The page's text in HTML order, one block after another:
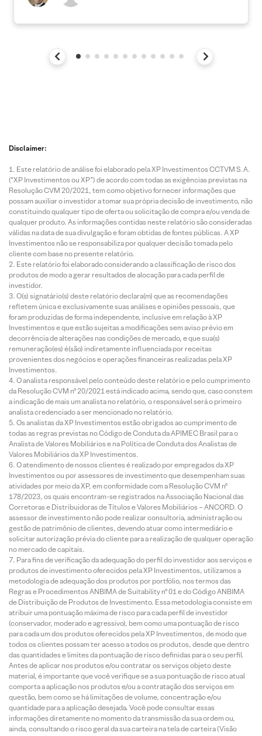
Disclaimer:
Este relatório de análise foi elaborado pela XP Investimentos CCTVM S.A.
(“XP Investimentos ou XP”) de acordo com todas as exigências previstas na
Resolução CVM 20/2021, tem como objetivo fornecer informações que
possam auxiliar o investidor a tomar sua própria decisão de investimento, não
constituindo qualquer tipo de oferta ou solicitação de compra e/ou venda de
qualquer produto. As informações contidas neste relatório são consideradas
válidas na data de sua divulgação e foram obtidas de fontes públicas. A XP
Investimentos não se responsabiliza por qualquer decisão tomada pelo
cliente com base no presente relatório.
Este relatório foi elaborado considerando a classificação de risco dos
produtos de modo a gerar resultados de alocação para cada perfil de
investidor.
O(s) signatário(s) deste relatório declara(m) que as recomendações
refletem única e exclusivamente suas análises e opiniões pessoais, que
foram produzidas de forma independente, inclusive em relação à XP
Investimentos e que estão sujeitas a modificações sem aviso prévio em
decorrência de alterações nas condições de mercado, e que sua(s)
remuneração(es) é(são) indiretamente influenciada por receitas
provenientes dos negócios e operações financeiras realizadas pela XP
Investimentos.
O analista responsável pelo conteúdo deste relatório e pelo cumprimento
da Resolução CVM nº 20/2021 está indicado acima, sendo que, caso constem
a indicação de mais um analista no relatório, o responsável será o primeiro
analista credenciado a ser mencionado no relatório.
Os analistas da XP Investimentos estão obrigados ao cumprimento de
todas as regras previstas no Código de Conduta da APIMEC Brasil para o
Analista de Valores Mobiliários e na Política de Conduta dos Analistas de
Valores Mobiliários da XP Investimentos.
O atendimento de nossos clientes é realizado por empregados da XP
Investimentos ou por assessores de investimento que desempenham suas
atividades por meio da XP, em conformidade com a Resolução CVM nº
178/2023, os quais encontram-se registrados na Associação Nacional das
Corretoras e Distribuidoras de Títulos e Valores Mobiliários – ANCORD. O
assessor de investimento não pode realizar consultoria, administração ou
gestão de patrimônio de clientes, devendo atuar como intermediário e
solicitar autorização prévia do cliente para a realização de qualquer operação
no mercado de capitais.
Para fins de verificação da adequação do perfil do investidor aos serviços e
produtos de investimento oferecidos pela XP Investimentos, utilizamos a
metodologia de adequação dos produtos por portfólio, nos termos das
Regras e Procedimentos ANBIMA de Suitability nº 01 e do Código ANBIMA
de Distribuição de Produtos de Investimento. Essa metodologia consiste em
atribuir uma pontuação máxima de risco para cada perfil de investidor
(conservador, moderado e agressivo), bem como uma pontuação de risco
para cada um dos produtos oferecidos pela XP Investimentos, de modo que
todos os clientes possam ter acesso a todos os produtos, desde que dentro
das quantidades e limites da pontuação de risco definidas para o seu perfil.
Antes de aplicar nos produtos e/ou contratar os serviços objeto deste
material, é importante que você verifique se a sua pontuação de risco atual
comporta a aplicação nos produtos e/ou a contratação dos serviços em
questão, bem como se há limitações de volume, concentração e/ou
quantidade para a aplicação desejada. Você pode consultar essas
informações diretamente no momento da transmissão da sua ordem ou,
ainda, consultando o risco geral da sua carteira na tela de carteira (Visão